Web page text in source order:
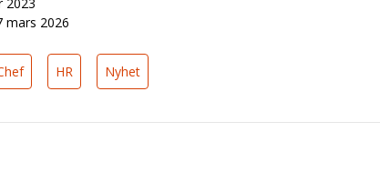
mars 2026
HR Nyhet